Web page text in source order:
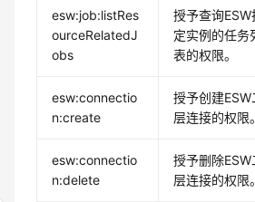
esw:job:listRes
ourceRelatedJ
obs
授予查询ESW
定实例的任务
表的权限。
esw:connectio
n:create
授予创建ESW
层连接的权限。
esw:connectio
n:delete
授予删除ESW
层连接的权限。